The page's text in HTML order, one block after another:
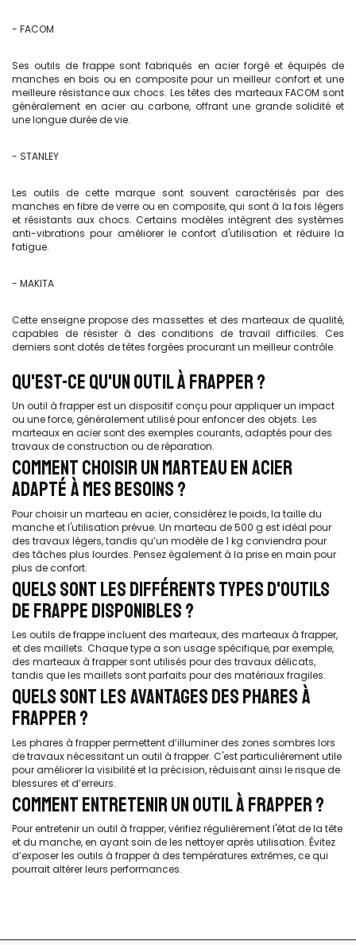
- FACOM
Ses outils de frappe sont fabriqués en acier forgé et équipés de
manches en bois ou en composite pour un meilleur confort et une
meilleure résistance aux chocs. Les têtes des marteaux FACOM sont
généralement en acier au carbone, offrant une grande solidité et
une longue durée de vie.
- STANLEY
Les outils de cette marque sont souvent caractérisés par des
manches en fibre de verre ou en composite, qui sont à la fois légers
et résistants aux chocs. Certains modèles intègrent des systèmes
anti-vibrations pour améliorer le confort d'utilisation et réduire la
fatigue.
- MAKITA
Cette enseigne propose des massettes et des marteaux de qualité,
capables de résister à des conditions de travail difficiles. Ces
derniers sont dotés de têtes forgées procurant un meilleur contrôle.
QU'EST-CE QU'UN OUTIL À FRAPPER ?
Un outil à frapper est un dispositif conçu pour appliquer un impact
ou une force, généralement utilisé pour enfoncer des objets. Les
marteaux en acier sont des exemples courants, adaptés pour des
travaux de construction ou de réparation.
COMMENT CHOISIR UN MARTEAU EN ACIER
ADAPTÉ À MES BESOINS ?
Pour choisir un marteau en acier, considérez le poids, la taille du
manche et l'utilisation prévue. Un marteau de 500 g est idéal pour
des travaux légers, tandis qu’un modèle de 1 kg conviendra pour
des tâches plus lourdes. Pensez également à la prise en main pour
plus de confort.
QUELS SONT LES DIFFÉRENTS TYPES D'OUTILS
DE FRAPPE DISPONIBLES ?
Les outils de frappe incluent des marteaux, des marteaux à frapper,
et des maillets. Chaque type a son usage spécifique, par exemple,
des marteaux à frapper sont utilisés pour des travaux délicats,
tandis que les maillets sont parfaits pour des matériaux fragiles.
QUELS SONT LES AVANTAGES DES PHARES À
FRAPPER ?
Les phares à frapper permettent d’illuminer des zones sombres lors
de travaux nécessitant un outil à frapper. C'est particulièrement utile
pour améliorer la visibilité et la précision, réduisant ainsi le risque de
blessures et d’erreurs.
COMMENT ENTRETENIR UN OUTIL À FRAPPER ?
Pour entretenir un outil à frapper, vérifiez régulièrement l'état de la tête
et du manche, en ayant soin de les nettoyer après utilisation. Évitez
d’exposer les outils à frapper à des températures extrêmes, ce qui
pourrait altérer leurs performances.